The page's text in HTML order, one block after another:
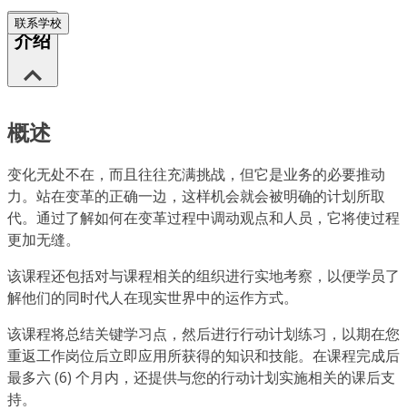
联系学校
介绍
概述
变化无处不在，而且往往充满挑战，但它是业务的必要推动
力。站在变革的正确一边，这样机会就会被明确的计划所取
代。通过了解如何在变革过程中调动观点和人员，它将使过程
更加无缝。
该课程还包括对与课程相关的组织进行实地考察，以便学员了
解他们的同时代人在现实世界中的运作方式。
该课程将总结关键学习点，然后进行行动计划练习，以期在您
重返工作岗位后立即应用所获得的知识和技能。在课程完成后
最多六 (6) 个月内，还提供与您的行动计划实施相关的课后支
持。